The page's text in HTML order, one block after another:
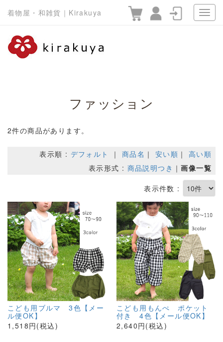
着物屋・和雑貨｜Kirakuya
ファッション
2件の商品があります。
表示順 : デフォルト ｜ 商品名 ｜ 安い順 ｜ 高い順
表示形式 : 商品説明つき ｜画像一覧
表示件数 :
こども用ブルマ 3色【メー
ル便OK】
1,518円(税込)
こども用もんぺ ポケット
付き 4色【メール便OK】
2,640円(税込)